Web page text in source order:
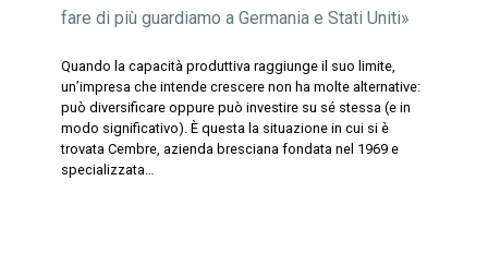
fare di più guardiamo a Germania e Stati Uniti»
Quando la capacità produttiva raggiunge il suo limite,
un’impresa che intende crescere non ha molte alternative:
può diversificare oppure può investire su sé stessa (e in
modo significativo). È questa la situazione in cui si è
trovata Cembre, azienda bresciana fondata nel 1969 e
specializzata…